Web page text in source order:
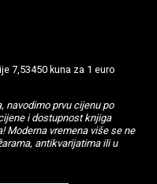
7,53450 kuna za 1 euro
navodimo prvu cijenu po
i dostupnost knjiga
Moderna vremena više se ne
antikvarijatima ili u